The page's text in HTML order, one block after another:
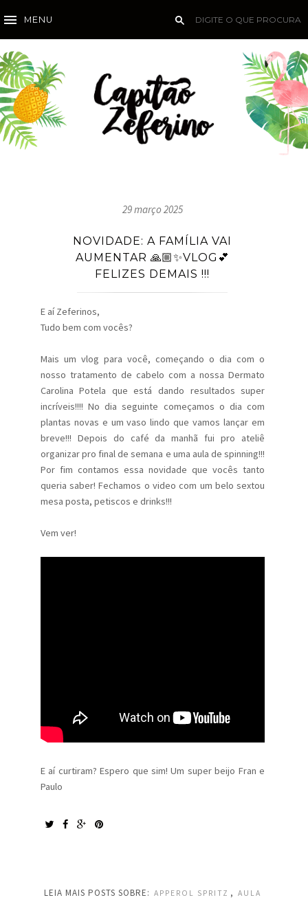
MENU
29 março 2025
NOVIDADE: A FAMÍLIA VAI
AUMENTAR 🙏🏼✨VLOG💕
FELIZES DEMAIS !!!
E aí Zeferinos,
Tudo bem com vocês?
Mais um vlog para você, começando o dia com o
nosso tratamento de cabelo com a nossa Dermato
Carolina Potela que está dando resultados super
incríveis!!!! No dia seguinte começamos o dia com
plantas novas e um vaso lindo que vamos lançar em
breve!!! Depois do café da manhã fui pro ateliê
organizar pro final de semana e uma aula de spinning!!!
Por fim contamos essa novidade que vocês tanto
queria saber! Fechamos o video com um belo sextou
mesa posta, petiscos e drinks!!!
Vem ver!
E aí curtiram? Espero que sim! Um super beijo Fran e
Paulo
LEIA MAIS POSTS SOBRE: APPEROL SPRITZ , AULA